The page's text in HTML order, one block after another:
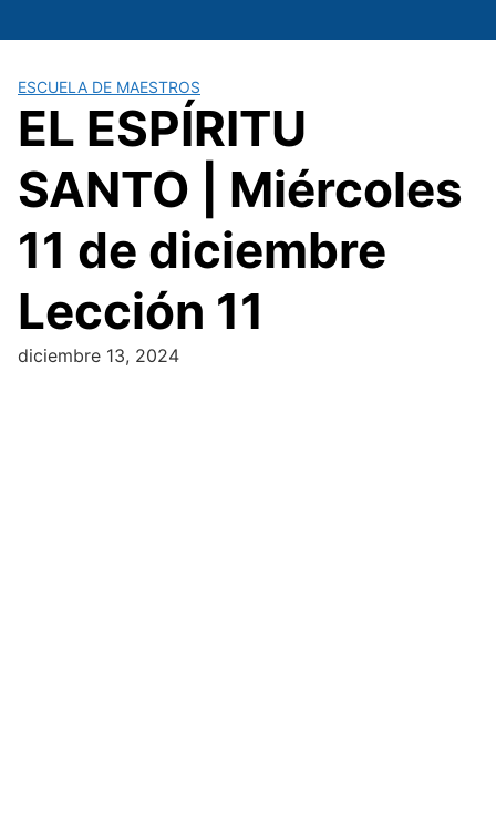
al
ESCUELA DE MAESTROS
EL ESPÍRITU
SANTO | Miércoles
11 de diciembre
Lección 11
diciembre 13, 2024